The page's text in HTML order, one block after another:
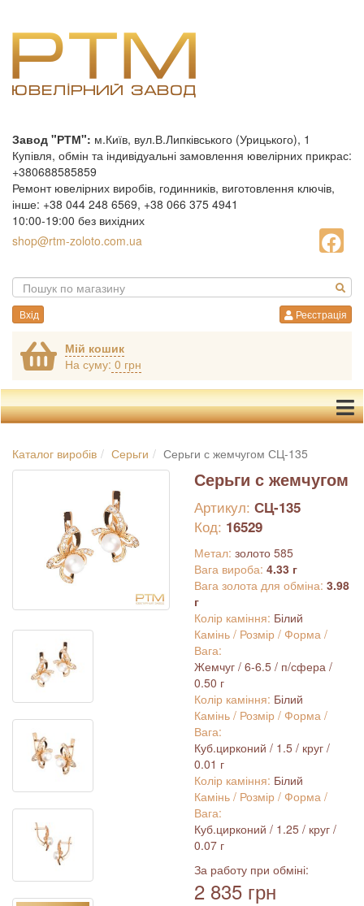
Завод "РТМ": м.Київ, вул.В.Липківського (Урицького), 1
Купівля, обмін та індивідуальні замовлення ювелірних прикрас:
+380688585859
Ремонт ювелірних виробів, годинників, виготовлення ключів,
інше: +38 044 248 6569, +38 066 375 4941
10:00-19:00 без вихідних
shop@rtm-zoloto.com.ua
Вхід Реєстрація
Мій кошик
На суму: 0 грн
Каталог виробів Серьги Серьги с жемчугом СЦ-135
Серьги с жемчугом
Артикул: СЦ-135
Код: 16529
Метал: золото 585
Вага вироба: 4.33 г
Вага золота для обміна: 3.98
г
Колір каміння: Білий
Камінь / Розмір / Форма /
Вага:
Жемчуг / 6-6.5 / п/сфера /
0.50 г
Колір каміння: Білий
Камінь / Розмір / Форма /
Вага:
Куб.цирконий / 1.5 / круг /
0.01 г
Колір каміння: Білий
Камінь / Розмір / Форма /
Вага:
Куб.цирконий / 1.25 / круг /
0.07 г
За работу при обміні:
2 835 грн